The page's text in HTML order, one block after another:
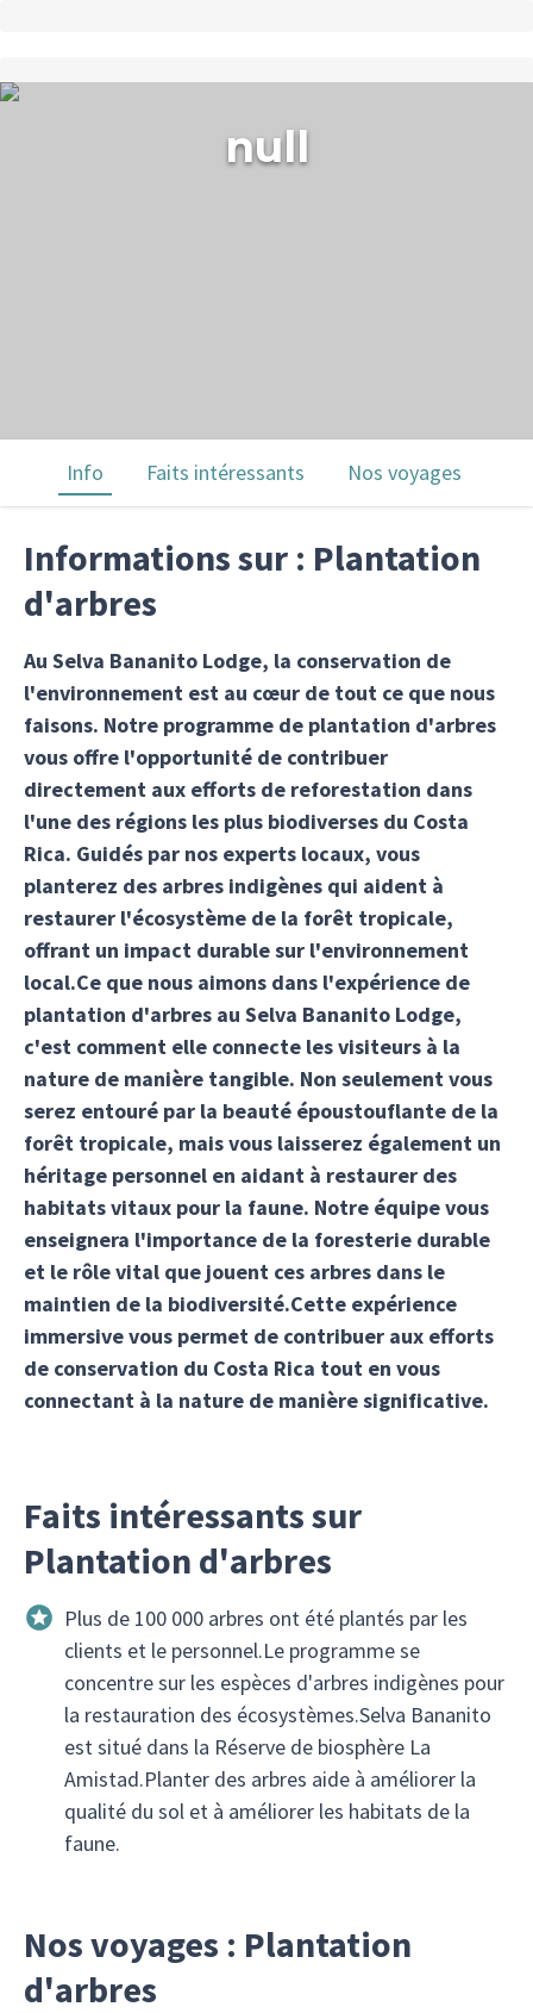
null
Info Faits intéressants Nos voyages
Informations sur : Plantation
d'arbres
Au Selva Bananito Lodge, la conservation de
l'environnement est au cœur de tout ce que nous
faisons. Notre programme de plantation d'arbres
vous offre l'opportunité de contribuer
directement aux efforts de reforestation dans
l'une des régions les plus biodiverses du Costa
Rica. Guidés par nos experts locaux, vous
planterez des arbres indigènes qui aident à
restaurer l'écosystème de la forêt tropicale,
offrant un impact durable sur l'environnement
local.Ce que nous aimons dans l'expérience de
plantation d'arbres au Selva Bananito Lodge,
c'est comment elle connecte les visiteurs à la
nature de manière tangible. Non seulement vous
serez entouré par la beauté époustouflante de la
forêt tropicale, mais vous laisserez également un
héritage personnel en aidant à restaurer des
habitats vitaux pour la faune. Notre équipe vous
enseignera l'importance de la foresterie durable
et le rôle vital que jouent ces arbres dans le
maintien de la biodiversité.Cette expérience
immersive vous permet de contribuer aux efforts
de conservation du Costa Rica tout en vous
connectant à la nature de manière significative.
Faits intéressants sur
Plantation d'arbres
Plus de 100 000 arbres ont été plantés par les
clients et le personnel.Le programme se
concentre sur les espèces d'arbres indigènes pour
la restauration des écosystèmes.Selva Bananito
est situé dans la Réserve de biosphère La
Amistad.Planter des arbres aide à améliorer la
qualité du sol et à améliorer les habitats de la
faune.
Nos voyages : Plantation
d'arbres